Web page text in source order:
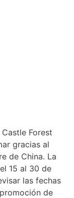
Forest
gracias al
de China. La
15 al 30 de
las fechas
de